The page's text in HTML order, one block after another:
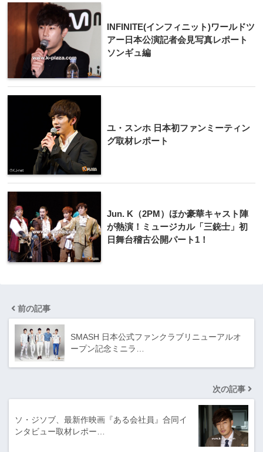
INFINITE(インフィニット)ワールドツ
アー日本公演記者会見写真レポート
ソンギュ編
ユ・スンホ 日本初ファンミーティン
グ取材レポート
Jun. K（2PM）ほか豪華キャスト陣
が熱演！ミュージカル「三銃士」初
日舞台稽古公開パート1！
前の記事
SMASH 日本公式ファンクラブリニューアルオ
ープン記念ミニラ…
次の記事
ソ・ジソブ、最新作映画『ある会社員』合同イ
ンタビュー取材レポー…